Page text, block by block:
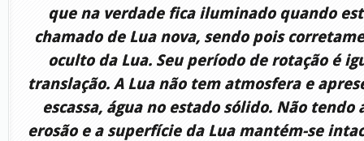
que na verdade fica iluminado quando
chamado de Lua nova, sendo pois
oculto da Lua. Seu período de rotação é
translação. A Lua não tem atmosfera e
escassa, água no estado sólido. Não tendo
erosão e a superfície da Lua mantém-se